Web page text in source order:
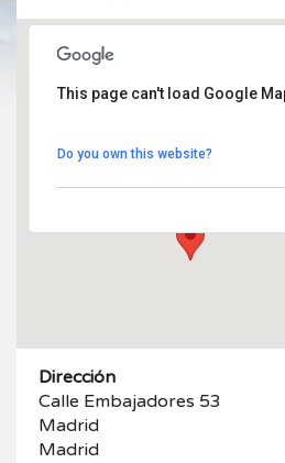
Embajadores 53
Calle Embajadores 53 - Madrid
This page can't load Google
Do you own this website?
Dirección
Calle Embajadores 53
Madrid
Madrid